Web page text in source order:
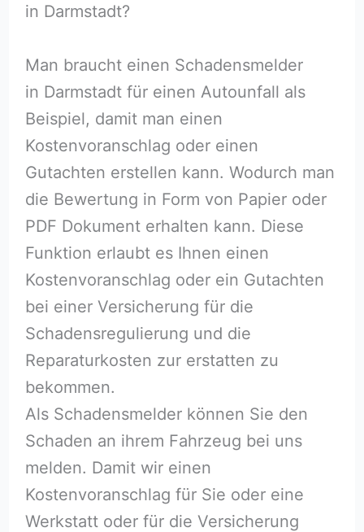
in Darmstadt?
Man braucht einen Schadensmelder
in Darmstadt für einen Autounfall als
Beispiel, damit man einen
Kostenvoranschlag oder einen
Gutachten erstellen kann. Wodurch man
die Bewertung in Form von Papier oder
PDF Dokument erhalten kann. Diese
Funktion erlaubt es Ihnen einen
Kostenvoranschlag oder ein Gutachten
bei einer Versicherung für die
Schadensregulierung und die
Reparaturkosten zur erstatten zu
bekommen.
Als Schadensmelder können Sie den
Schaden an ihrem Fahrzeug bei uns
melden. Damit wir einen
Kostenvoranschlag für Sie oder eine
Werkstatt oder für die Versicherung